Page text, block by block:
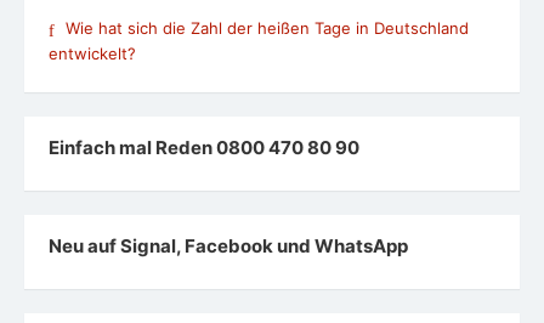
Wie hat sich die Zahl der heißen Tage in Deutschland
entwickelt?
Einfach mal Reden 0800 470 80 90
Neu auf Signal, Facebook und WhatsApp